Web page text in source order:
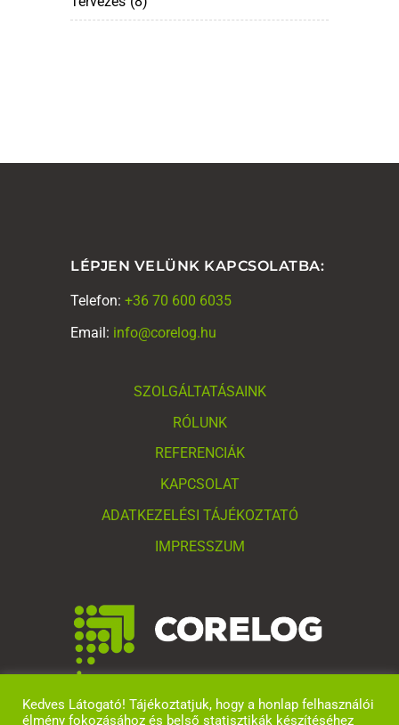
LÉPJEN VELÜNK KAPCSOLATBA:
Telefon: +36 70 600 6035
Email: info@corelog.hu
SZOLGÁLTATÁSAINK
RÓLUNK
REFERENCIÁK
KAPCSOLAT
ADATKEZELÉSI TÁJÉKOZTATÓ
IMPRESSZUM
Kedves Látogató! Tájékoztatjuk, hogy a honlap felhasználói
élmény fokozásához és belső statisztikák készítéséhez